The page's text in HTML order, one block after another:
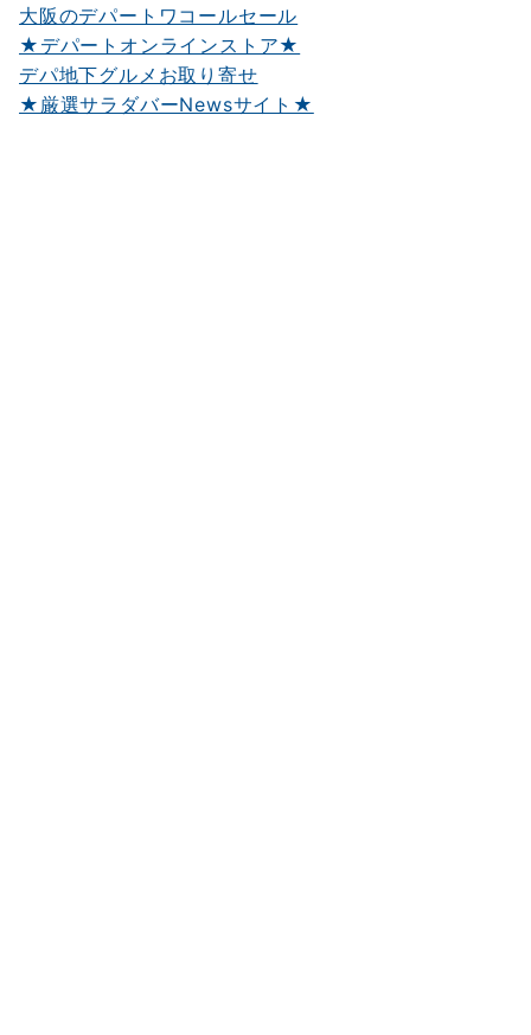
大阪のデパートワコールセール
★デパートオンラインストア★
デパ地下グルメお取り寄せ
★厳選サラダバーNewsサイト★